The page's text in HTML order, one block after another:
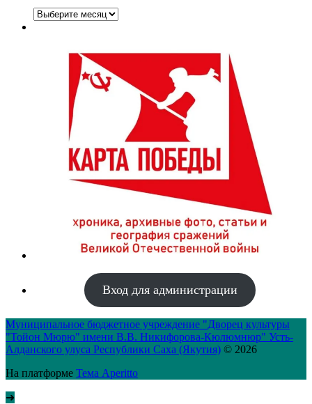
Архивы
Вход для администрации
Муниципальное бюджетное учреждение "Дворец культуры
"Тойон Мюрю" имени В.В. Никифорова-Кюлюмнюр" Усть-
Алданского улуса Республики Саха (Якутия) © 2026
На платформе Тема Aperitto
➜